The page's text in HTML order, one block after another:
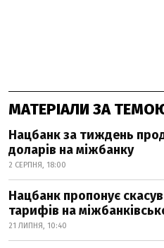
МАТЕРІАЛИ ЗА
Нацбанк за тиждень
доларів на міжбанку
2 СЕРПНЯ, 18:00
Нацбанк пропонує
тарифів на
21 ЛИПНЯ, 10:40